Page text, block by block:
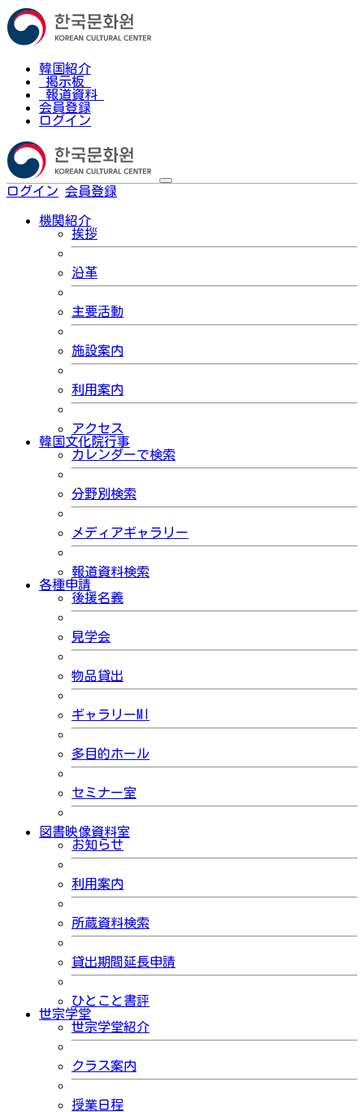
韓国紹介
掲示板
報道資料
会員登録
ログイン
ログイン 会員登録
機関紹介
挨拶
沿革
主要活動
施設案内
利用案内
アクセス
韓国文化院行事
カレンダーで検索
分野別検索
メディアギャラリー
報道資料検索
各種申請
後援名義
見学会
物品貸出
ギャラリーMI
多目的ホール
セミナー室
図書映像資料室
お知らせ
利用案内
所蔵資料検索
貸出期間延長申請
ひとこと書評
世宗学堂
世宗学堂紹介
クラス案内
授業日程